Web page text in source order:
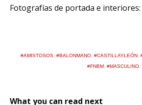
Fotografías de portada e interiores:
#AMISTOSOS #BALONMANO #CASTILLAYLEÓN
#FNBM #MASCULINO
What you can read next